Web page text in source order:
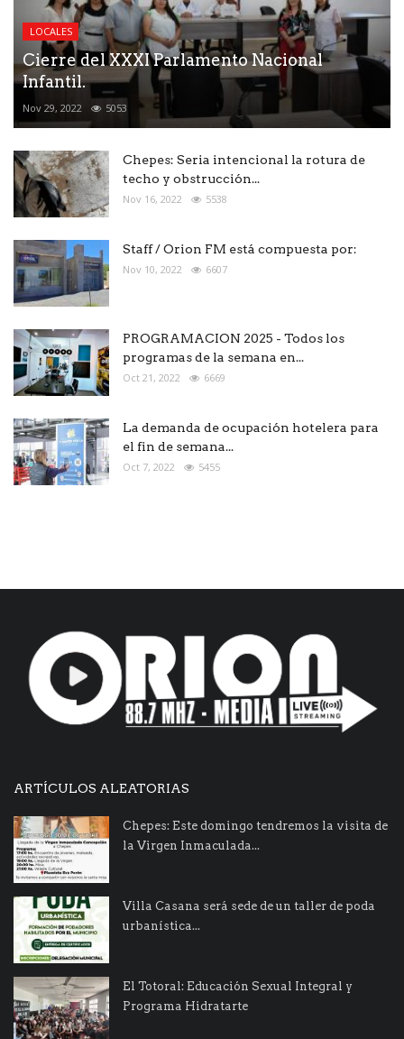
LOCALES
Cierre del XXXI Parlamento Nacional
Infantil.
Nov 29, 2022 5053
Chepes: Seria intencional la rotura de
techo y obstrucción...
Nov 16, 2022 5538
Staff / Orion FM está compuesta por:
Nov 10, 2022 6607
PROGRAMACION 2025 - Todos los
programas de la semana en...
Oct 21, 2022 6669
La demanda de ocupación hotelera para
el fin de semana...
Oct 7, 2022 5455
ARTÍCULOS ALEATORIAS
Chepes: Este domingo tendremos la visita de
la Virgen Inmaculada...
Villa Casana será sede de un taller de poda
urbanística...
El Totoral: Educación Sexual Integral y
Programa Hidratarte